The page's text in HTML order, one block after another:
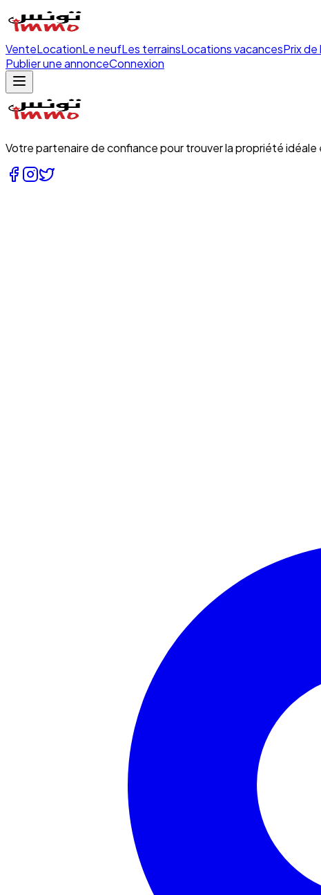
VenteLocationLe neufLes terrainsLocations vacancesPrix de
Publier une annonceConnexion
Votre partenaire de confiance pour trouver la propriété idéale